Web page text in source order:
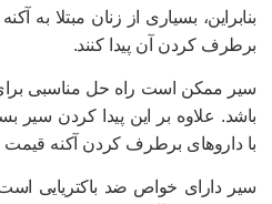
بسیاری از زنان مبتلا به
کردن آن پیدا کنند.
ممکن است راه حل مناسبی
علاوه بر این پیدا کردن سیر
داروهای برطرف کردن آکنه قیمت
دارای خواص ضد باکتریایی است و